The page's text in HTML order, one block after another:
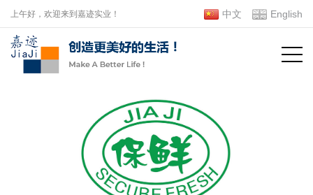
上午好，欢迎来到嘉迹实业！ 中文 English